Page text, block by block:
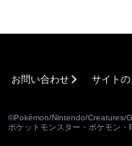
お問い合わせ サイトの
©Pokémon/Nintendo/Creatures/
ポケットモンスター・ポケモン